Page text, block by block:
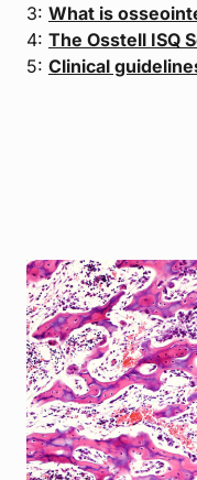
3: What is
4: The Osstell ISQ
5: Clinical